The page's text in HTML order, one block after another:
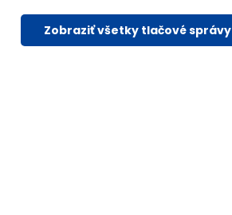
Zobraziť všetky tlačové správy